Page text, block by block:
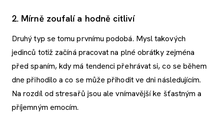
2. Mírně zoufalí a hodně citliví
Druhý typ se tomu prvnímu podobá. Mysl takových
jedinců totiž začíná pracovat na plné obrátky zejména
před spaním, kdy má tendenci přehrávat si, co se během
dne přihodilo a co se může přihodit ve dni následujícím.
Na rozdíl od stresařů jsou ale vnímavější ke šťastným a
příjemným emocím.